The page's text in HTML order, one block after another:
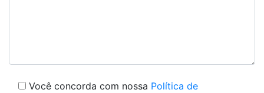
Você concorda com nossa Política de